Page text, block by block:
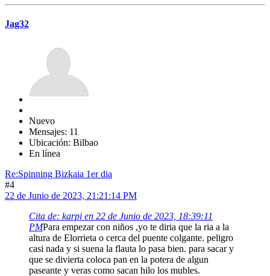
Jag32
Nuevo
Mensajes: 11
Ubicación: Bilbao
En línea
Re:Spinning Bizkaia 1er dia
#4
22 de Junio de 2023, 21:21:14 PM
Cita de: karpi en 22 de Junio de 2023, 18:39:11
PMPara empezar con niños ,yo te diria que la ria a la
altura de Elorrieta o cerca del puente colgante. peligro
casi nada y si suena la flauta lo pasa bien. para sacar y
que se divierta coloca pan en la potera de algun
paseante y veras como sacan hilo los mubles.